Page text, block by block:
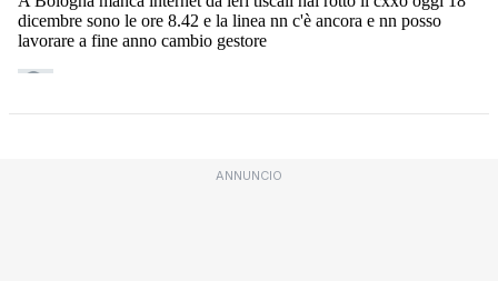
ANNUNCIO